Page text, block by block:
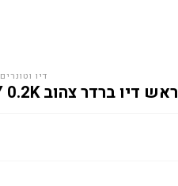
דיו וטונרים
ראש דיו ברדר צהוב BROTHER LC421Y 0.2K